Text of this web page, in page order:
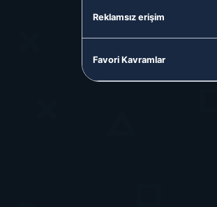
Reklamsız erişim
Favori Kavramlar